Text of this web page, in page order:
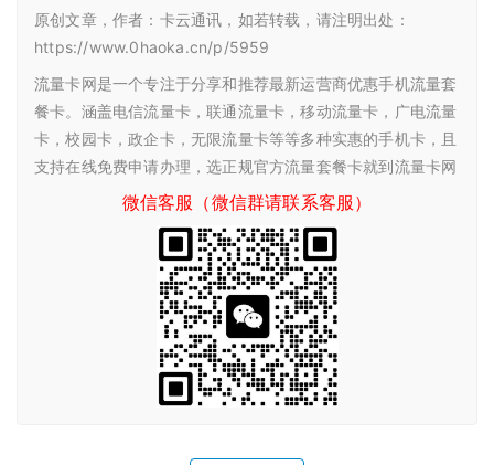
原创文章，作者：卡云通讯，如若转载，请注明出处：
https://www.0haoka.cn/p/5959
流量卡网是一个专注于分享和推荐最新运营商优惠手机流量套
餐卡。涵盖电信流量卡，联通流量卡，移动流量卡，广电流量
卡，校园卡，政企卡，无限流量卡等等多种实惠的手机卡，且
支持在线免费申请办理，选正规官方流量套餐卡就到流量卡网
微信客服（微信群请联系客服）